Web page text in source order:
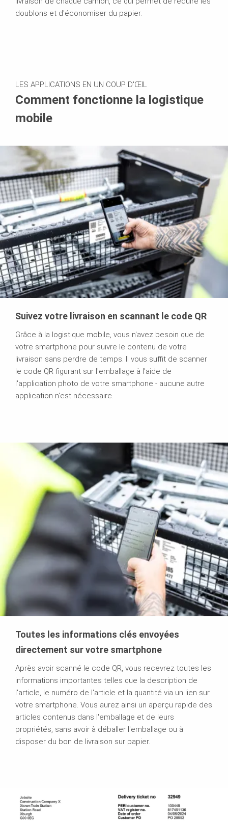
doublons et d'économiser du papier.
LES APPLICATIONS EN UN COUP D'ŒIL
Comment fonctionne la logistique
mobile
Suivez votre livraison en scannant le code QR
Grâce à la logistique mobile, vous n'avez besoin que de
votre smartphone pour suivre le contenu de votre
livraison sans perdre de temps. Il vous suffit de scanner
le code QR figurant sur l'emballage à l'aide de
l'application photo de votre smartphone - aucune autre
application n'est nécessaire.
Toutes les informations clés envoyées
directement sur votre smartphone
Après avoir scanné le code QR, vous recevrez toutes les
informations importantes telles que la description de
l'article, le numéro de l'article et la quantité via un lien sur
votre smartphone. Vous aurez ainsi un aperçu rapide des
articles contenus dans l'emballage et de leurs
propriétés, sans avoir à déballer l'emballage ou à
disposer du bon de livraison sur papier.